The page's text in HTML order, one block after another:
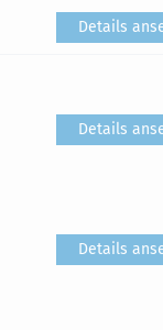
Details
Details
Details